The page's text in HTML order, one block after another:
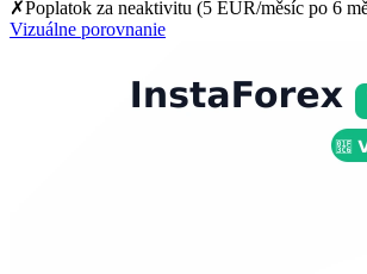
✗Poplatok za neaktivitu (5 EUR/měsíc po 6
Vizuálne porovnanie